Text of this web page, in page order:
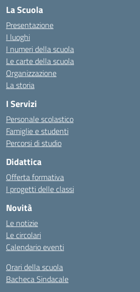
La Scuola
Presentazione
I luoghi
I numeri della scuola
Le carte della scuola
Organizzazione
La storia
I Servizi
Personale scolastico
Famiglie e studenti
Percorsi di studio
Didattica
Offerta formativa
I progetti delle classi
Novità
Le notizie
Le circolari
Calendario eventi
Orari della scuola
Bacheca Sindacale